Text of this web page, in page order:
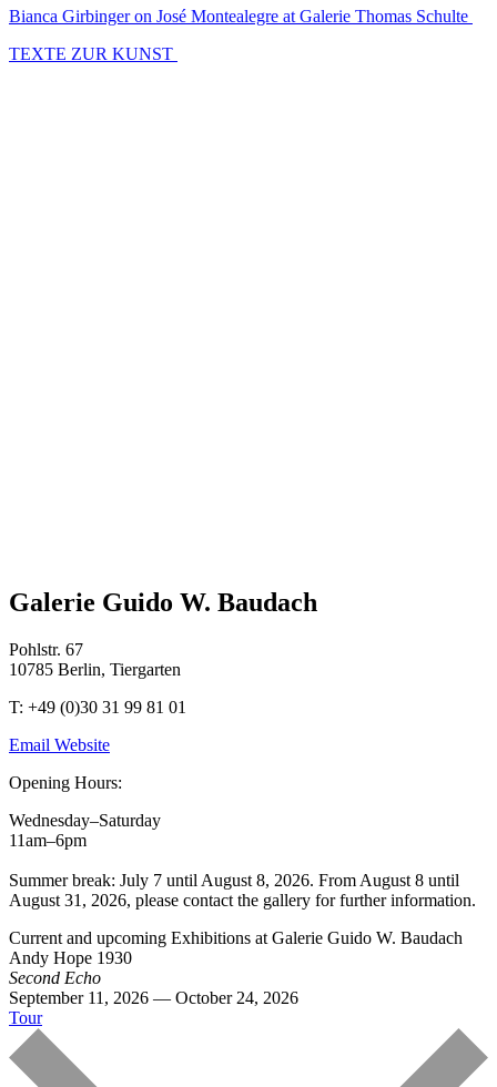
Bianca Girbinger on José Montealegre at Galerie Thomas Schulte
TEXTE ZUR KUNST
Galerie Guido W. Baudach
Pohlstr. 67
10785 Berlin, Tiergarten
T: +49 (0)30 31 99 81 01
Email Website
Opening Hours:
Wednesday–Saturday
11am–6pm
Summer break: July 7 until August 8, 2026. From August 8 until
August 31, 2026, please contact the gallery for further information.
Current and upcoming Exhibitions at Galerie Guido W. Baudach
Andy Hope 1930
Second Echo
September 11, 2026 — October 24, 2026
Tour